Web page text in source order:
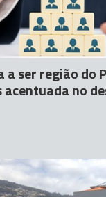
ser região do
no